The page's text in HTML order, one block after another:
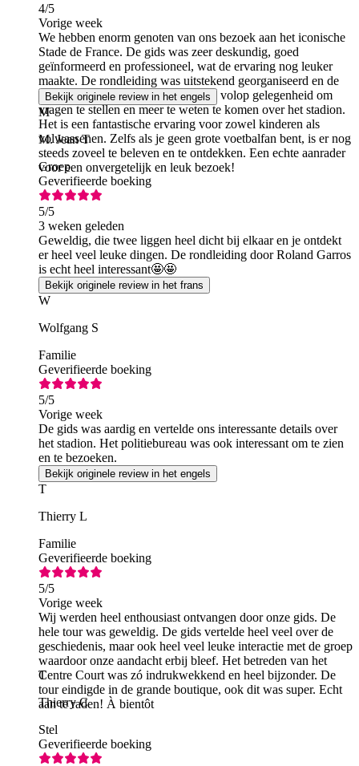
4/5
Vorige week
We hebben enorm genoten van ons bezoek aan het iconische
Stade de France. De gids was zeer deskundig, goed
geïnformeerd en professioneel, wat de ervaring nog leuker
maakte. De rondleiding was uitstekend georganiseerd en de
timing was perfect. We hadden ook volop gelegenheid om
vragen te stellen en meer te weten te komen over het stadion.
Het is een fantastische ervaring voor zowel kinderen als
volwassenen. Zelfs als je geen grote voetbalfan bent, is er nog
steeds zoveel te beleven en te ontdekken. Een echte aanrader
voor een onvergetelijk en leuk bezoek!
Bekijk originele review in het engels
M
M. Jean T
Groep
Geverifieerde boeking
5/5
3 weken geleden
Geweldig, die twee liggen heel dicht bij elkaar en je ontdekt
er heel veel leuke dingen. De rondleiding door Roland Garros
is echt heel interessant🤩🤩
Bekijk originele review in het frans
W
Wolfgang S
Familie
Geverifieerde boeking
5/5
Vorige week
De gids was aardig en vertelde ons interessante details over
het stadion. Het politiebureau was ook interessant om te zien
en te bezoeken.
Bekijk originele review in het engels
T
Thierry L
Familie
Geverifieerde boeking
5/5
Vorige week
Wij werden heel enthousiast ontvangen door onze gids. De
hele tour was geweldig. De gids vertelde heel veel over de
geschiedenis, maar ook heel veel leuke interactie met de groep
waardoor onze aandacht erbij bleef. Het betreden van het
Centre Court was zó indrukwekkend en heel bijzonder. De
tour eindigde in de grande boutique, ook dit was super. Echt
aan te raden! À bientôt
T
Thierry C
Stel
Geverifieerde boeking